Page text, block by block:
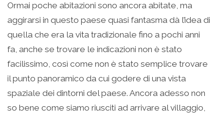
Ormai poche abitazioni sono ancora abitate, ma
aggirarsi in questo paese quasi fantasma dà l’idea di
quella che era la vita tradizionale fino a pochi anni
fa, anche se trovare le indicazioni non è stato
facilissimo, così come non è stato semplice trovare
il punto panoramico da cui godere di una vista
spaziale dei dintorni del paese. Ancora adesso non
so bene come siamo riusciti ad arrivare al villaggio,